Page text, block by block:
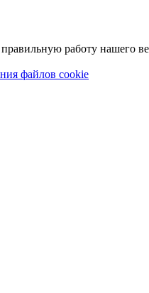
работу нашего
файлов cookie